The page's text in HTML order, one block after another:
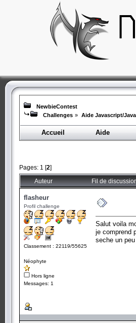
NewbieContest
Challenges » Aide Javascript/
Accueil Aide
Pages: 1 [2]
Auteur Fil de
flasheur
Profil challenge
Classement : 22119/55625
Néophyte
Hors ligne
Messages: 1
Salut voila
je comprend
seche un peu